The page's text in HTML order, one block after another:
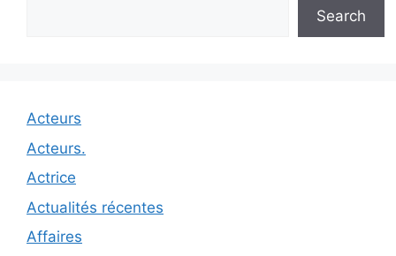
Search
Acteurs
Acteurs.
Actrice
Actualités récentes
Affaires